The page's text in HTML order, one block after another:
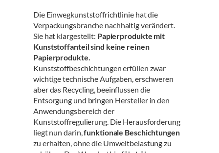
Die Einwegkunststoffrichtlinie hat die
Verpackungsbranche nachhaltig verändert.
Sie hat klargestellt: Papierprodukte mit
Kunststoffanteil sind keine reinen
Papierprodukte.
Kunststoffbeschichtungen erfüllen zwar
wichtige technische Aufgaben, erschweren
aber das Recycling, beeinflussen die
Entsorgung und bringen Hersteller in den
Anwendungsbereich der
Kunststoffregulierung. Die Herausforderung
liegt nun darin,funktionale Beschichtungen
zu erhalten, ohne die Umweltbelastung zu